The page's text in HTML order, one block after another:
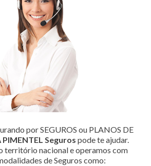
por SEGUROS ou PLANOS DE
PIMENTEL Seguros pode te ajudar.
território nacional e operamos com
de Seguros como: